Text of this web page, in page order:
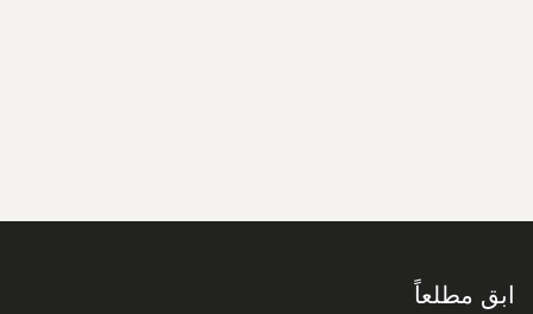
ابق مطلعاً